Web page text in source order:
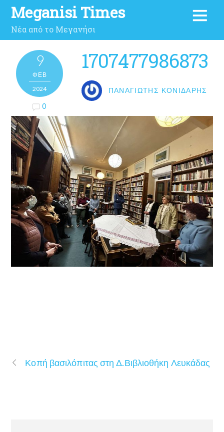
Meganisi Times
Νέα από το Μεγανήσι
9
ΦΕΒ
2024
0
1707477986873
ΠΑΝΑΓΙΏΤΗΣ ΚΟΝΙΔΆΡΗΣ
Κοπή βασιλόπιτας στη Δ.Βιβλιοθήκη Λευκάδας